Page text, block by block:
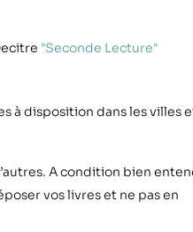
"Seconde Lecture"
à disposition dans les villes
A condition bien
vos livres et ne pas en